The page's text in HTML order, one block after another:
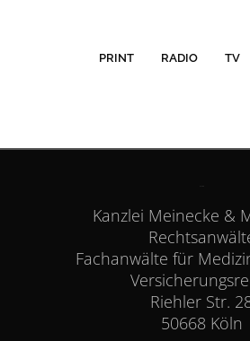
PRINT RADIO TV
Kanzlei Meinecke &
Fachanwälte für
Riehler Str.
50668 Köln